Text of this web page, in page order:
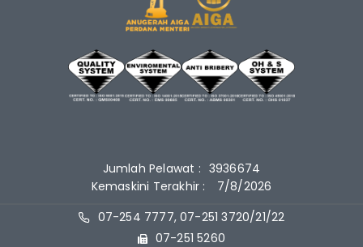
Jumlah Pelawat : 3936674
Kemaskini Terakhir :
7/8/2026
07-254 7777, 07-251 3720/21/22
07-251 5260